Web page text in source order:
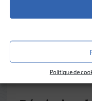
Politique de
VIETNAM